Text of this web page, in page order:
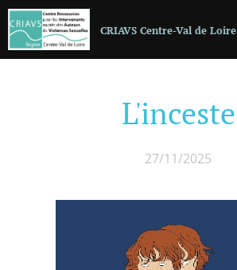
CRIAVS Centre-Val de Loire
L'inceste
27/11/2025